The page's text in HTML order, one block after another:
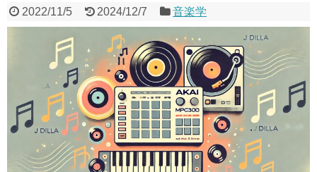
2022/11/5 2024/12/7 音楽学